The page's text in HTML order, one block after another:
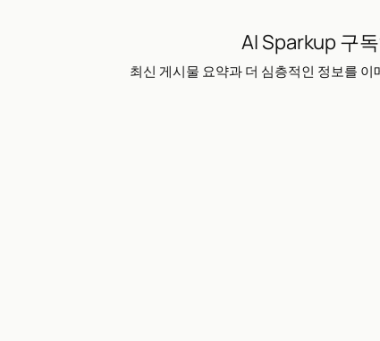
AI Sparkup 구
최신 게시물 요약과 더 심층적인 정보를